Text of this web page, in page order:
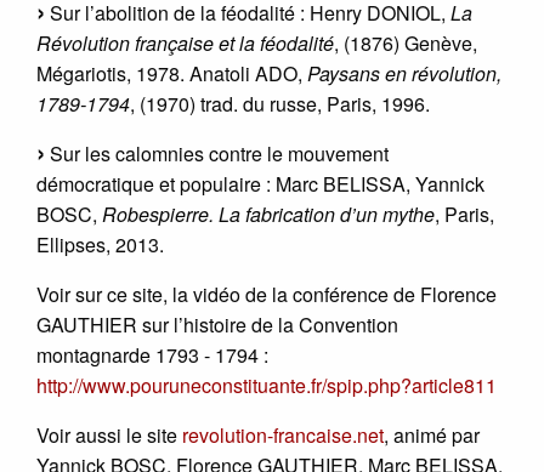
Sur l’abolition de la féodalité : Henry DONIOL, La
Révolution française et la féodalité, (1876) Genève,
Mégariotis, 1978. Anatoli ADO, Paysans en révolution,
1789-1794, (1970) trad. du russe, Paris, 1996.
Sur les calomnies contre le mouvement
démocratique et populaire : Marc BELISSA, Yannick
BOSC, Robespierre. La fabrication d’un mythe, Paris,
Ellipses, 2013.
Voir sur ce site, la vidéo de la conférence de Florence
GAUTHIER sur l’histoire de la Convention
montagnarde 1793 - 1794 :
http://www.pouruneconstituante.fr/spip.php?article811
Voir aussi le site revolution-francaise.net, animé par
Yannick BOSC, Florence GAUTHIER, Marc BELISSA.